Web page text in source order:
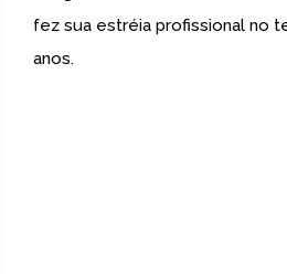
fez sua estréia profissional no
anos.